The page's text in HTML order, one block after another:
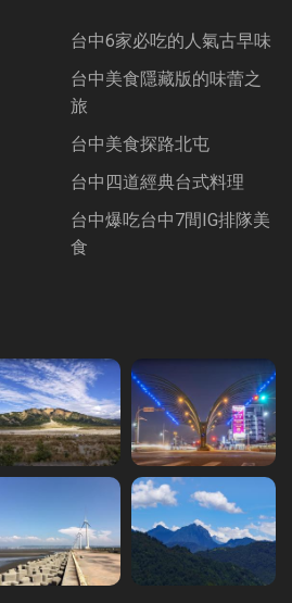
台中6家必吃的人氣古早味
台中美食隱藏版的味蕾之
旅
台中美食探路北屯
台中四道經典台式料理
台中爆吃台中7間IG排隊美
食